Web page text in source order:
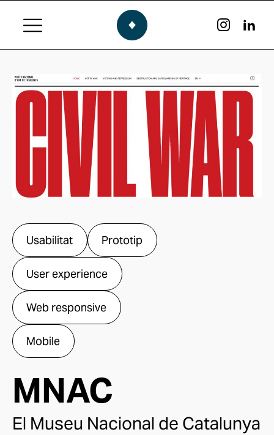
Usabilitat Prototip
User experience
Web responsive
Mobile
MNAC
El Museu Nacional de Catalunya